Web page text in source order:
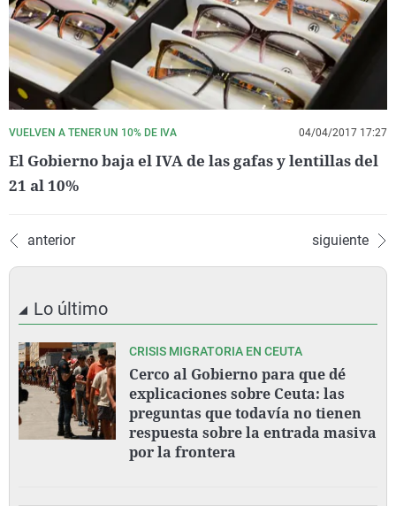
VUELVEN A TENER UN 10% DE IVA 04/04/2017 17:27
El Gobierno baja el IVA de las gafas y lentillas del
21 al 10%
anterior siguiente
Lo último
CRISIS MIGRATORIA EN CEUTA
Cerco al Gobierno para que dé
explicaciones sobre Ceuta: las
preguntas que todavía no tienen
respuesta sobre la entrada masiva
por la frontera